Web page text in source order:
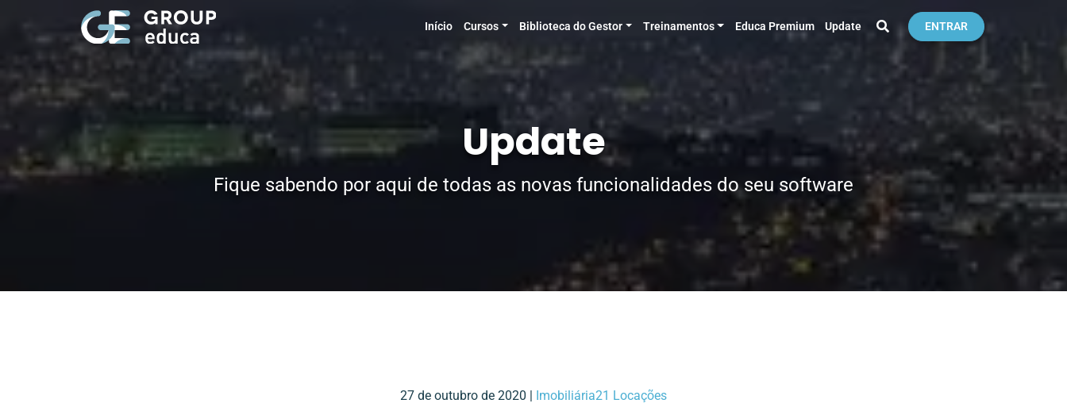
Início Cursos Biblioteca do Gestor Treinamentos Educa Premium Update ENTRAR
Update
Fique sabendo por aqui de todas as novas funcionalidades do seu software
27 de outubro de 2020 | Imobiliária21 Locações